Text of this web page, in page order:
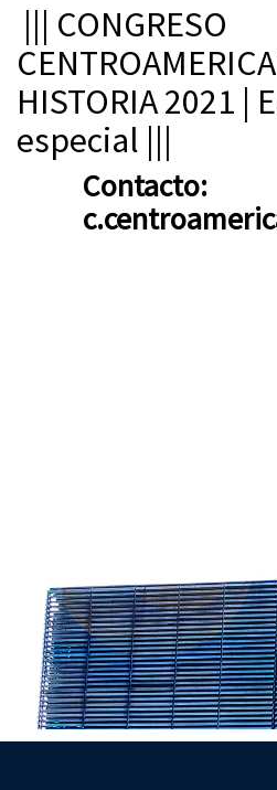
||| CONGRESO
HISTORIA 2021 |
especial |||
Contacto: